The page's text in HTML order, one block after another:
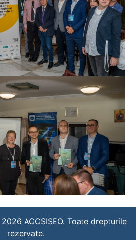
2026 ACCSISEO. Toate drepturile
rezervate.